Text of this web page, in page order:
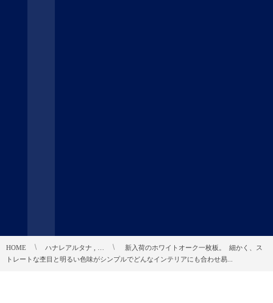
HOME ハナレアルタナ , …
︎ 新入荷のホワイトオーク一枚板。 ︎ 細かく、ス
トレートな杢目と明るい色味がシンプルでどんなインテリアにも合わせ易...